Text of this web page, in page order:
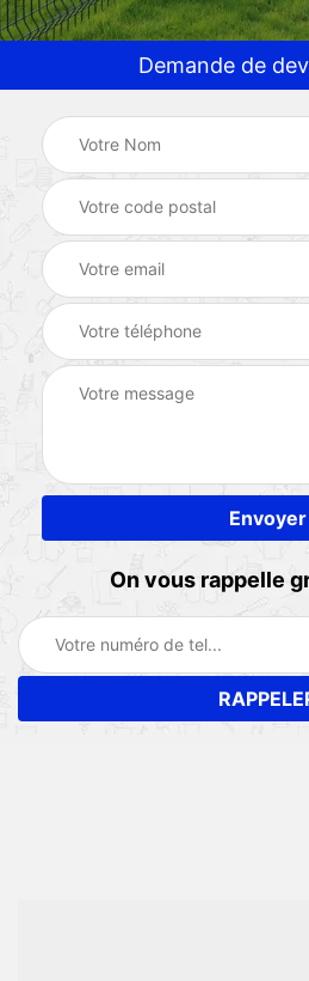
Demande de
On vous rappelle